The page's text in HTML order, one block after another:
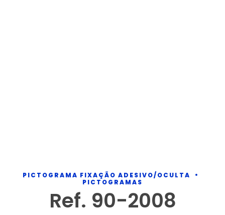
PICTOGRAMA FIXAÇÃO ADESIVO/OCULTA
PICTOGRAMAS
Ref. 90-2008